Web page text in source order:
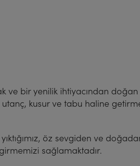
ve bir yenilik ihtiyacından
kusur ve tabu haline
öz sevgiden ve
sağlamaktadır.